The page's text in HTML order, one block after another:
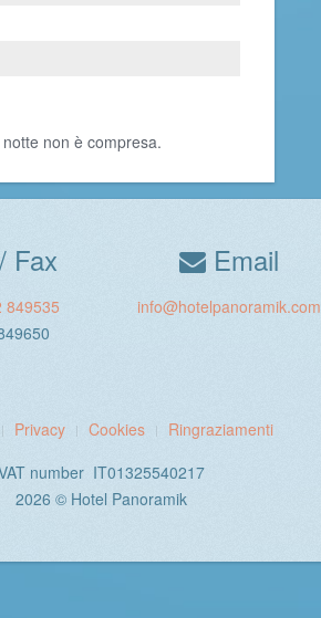
non è compresa.
Fax
849535
Email
info@hotelpanoramik.com
Privacy Cookies
Ringraziamenti
number IT01325540217
2026 © Hotel Panoramik